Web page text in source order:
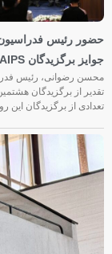
حضور رئیس
جوایز برگزیدگان AIPS
محسن رضوانی، رئیس
تعدادی از برگزیدگان این